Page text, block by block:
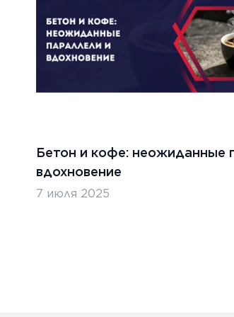
Бетон и кофе: неожиданные
вдохновение
7 июля 2025